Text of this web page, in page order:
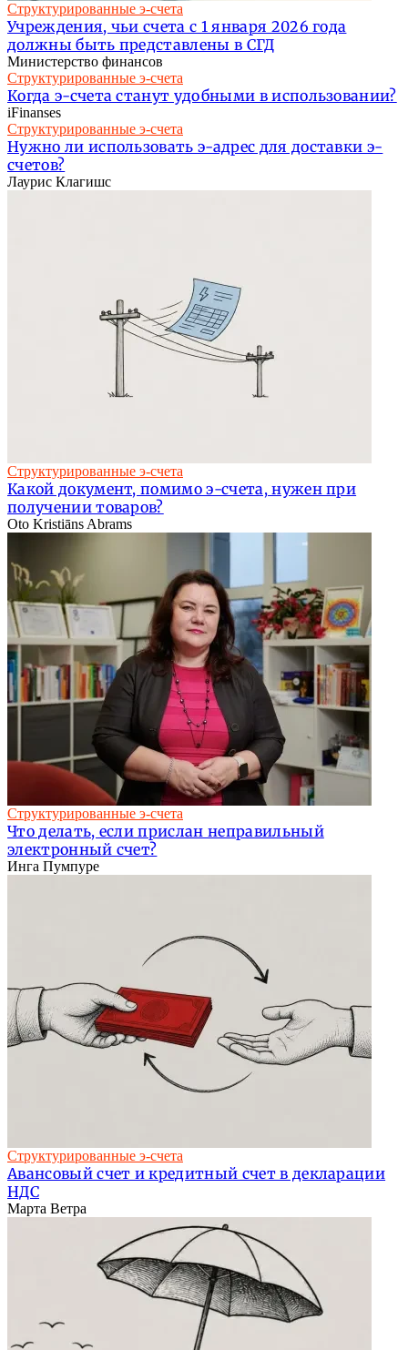
Структурированные э-счета
Учреждения, чьи счета с 1 января 2026 года
должны быть представлены в СГД
Министерство финансов
Структурированные э-счета
Когда э-счета станут удобными в использовании?
iFinanses
Структурированные э-счета
Нужно ли использовать э-адрес для доставки э-
счетов?
Лаурис Клагишс
Структурированные э-счета
Какой документ, помимо э-счета, нужен при
получении товаров?
Oto Kristiāns Abrams
Структурированные э-счета
Что делать, если прислан неправильный
электронный счет?
Инга Пумпуре
Структурированные э-счета
Авансовый счет и кредитный счет в декларации
НДС
Марта Ветра